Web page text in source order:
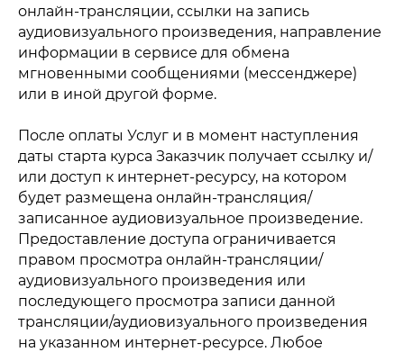
онлайн-трансляции, ссылки на запись
аудиовизуального произведения, направление
информации в сервисе для обмена
мгновенными сообщениями (мессенджере)
или в иной другой форме.
После оплаты Услуг и в момент наступления
даты старта курса Заказчик получает ссылку и/
или доступ к интернет-ресурсу, на котором
будет размещена онлайн-трансляция/
записанное аудиовизуальное произведение.
Предоставление доступа ограничивается
правом просмотра онлайн-трансляции/
аудиовизуального произведения или
последующего просмотра записи данной
трансляции/аудиовизуального произведения
на указанном интернет-ресурсе. Любое